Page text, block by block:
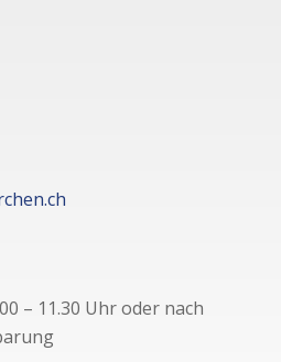
– 11.30 Uhr oder nach